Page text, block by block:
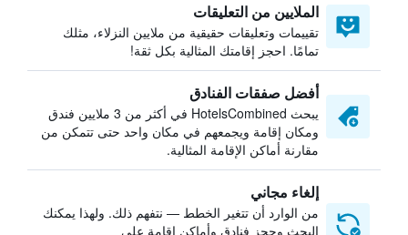
الملايين من التعليقات
تقييمات وتعليقات حقيقية من ملايين النزلاء، مثلك
تمامًا. احجز إقامتك المثالية بكل ثقة!
أفضل صفقات الفنادق
يبحث HotelsCombined في أكثر من 3 ملايين فندق
ومكان إقامة ويجمعهم في مكان واحد حتى تتمكن من
مقارنة أماكن الإقامة المثالية.
إلغاء مجاني
من الوارد أن تتغير الخطط — نتفهم ذلك. ولهذا يمكنك
البحث وحجز فنادق وأماكن إقامة على